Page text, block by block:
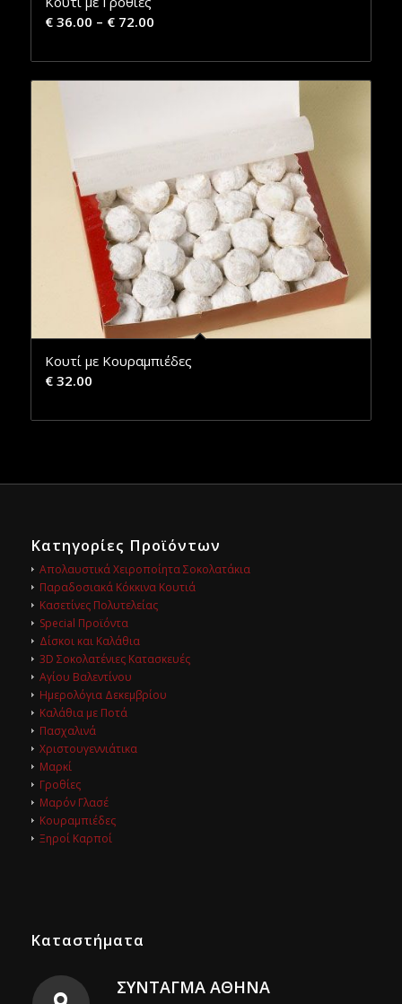
€36.00 – €72.00
Κουτί με Κουραμπιέδες
€32.00
Κατηγορίες Προϊόντων
Απολαυστικά Χειροποίητα Σοκολατάκια
Παραδοσιακά Κόκκινα Κουτιά
Κασετίνες Πολυτελείας
Special Προϊόντα
Δίσκοι και Καλάθια
3D Σοκολατένιες Κατασκευές
Αγίου Βαλεντίνου
Ημερολόγια Δεκεμβρίου
Καλάθια με Ποτά
Πασχαλινά
Χριστουγεννιάτικα
Μαρκί
Γροθίες
Μαρόν Γλασέ
Κουραμπιέδες
Ξηροί Καρποί
Καταστήματα
ΣΥΝΤΑΓΜΑ ΑΘΗΝΑ